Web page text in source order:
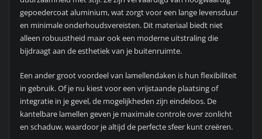
gepoedercoat aluminium, wat zorgt voor een lange levensduur
en minimale onderhoudsvereisten. Dit materiaal biedt niet
alleen robuustheid maar ook een moderne uitstraling die
bijdraagt aan de esthetiek van je buitenruimte.
Een ander groot voordeel van lamellendaken is hun flexibiliteit
in gebruik. Of je nu kiest voor een vrijstaande plaatsing of
integratie in je gevel, de mogelijkheden zijn eindeloos. De
kantelbare lamellen geven je maximale controle over zonlicht
en schaduw, waardoor je altijd de perfecte sfeer kunt creëren.